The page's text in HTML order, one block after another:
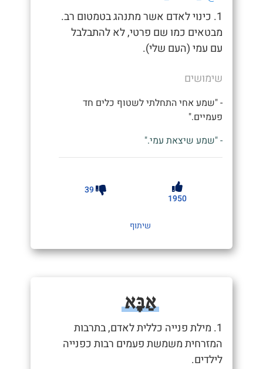
1. כינוי לאדם אשר מתנהג בטמטום רב.
מבטאים כמו שם פרטי, לא להתבלבל
עם עמי (העם שלי).
שימושים
- "שמע אחי התחלתי לשטוף כלים חד
פעמיים."
- "שמע שיצאת עמי."
1950
39
שיתוף
אַבָּא
1. מילת פנייה כללית לאדם, בתרבות
המזרחית משמשת פעמים רבות כפנייה
לילדים.